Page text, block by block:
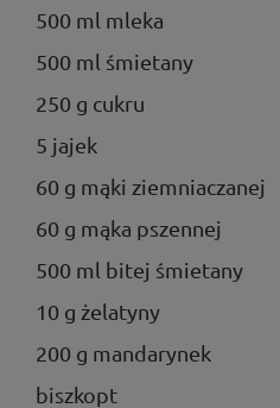
500 ml mleka
500 ml śmietany
250 g cukru
5 jajek
60 g mąki ziemniaczanej
60 g mąka pszennej
500 ml bitej śmietany
10 g żelatyny
200 g mandarynek
biszkopt